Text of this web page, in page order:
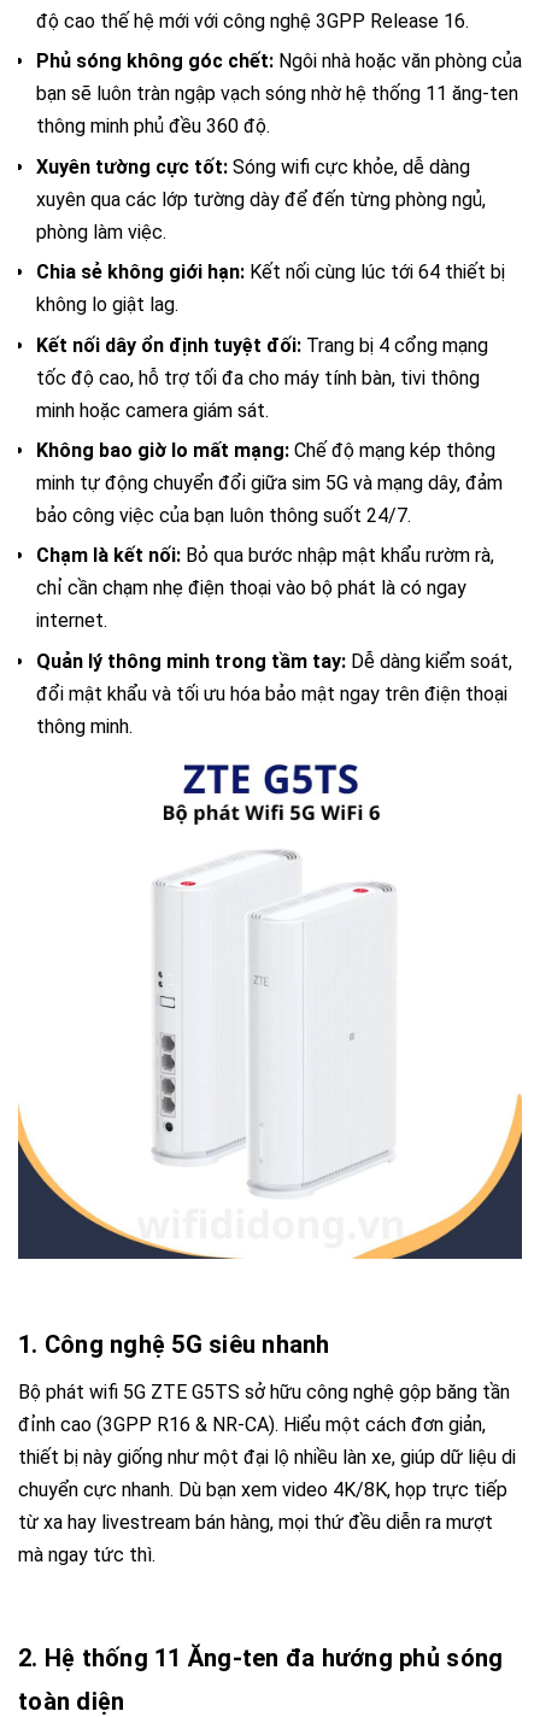
độ cao thế hệ mới với công nghệ 3GPP Release 16.
Phủ sóng không góc chết: Ngôi nhà hoặc văn phòng của
bạn sẽ luôn tràn ngập vạch sóng nhờ hệ thống 11 ăng-ten
thông minh phủ đều 360 độ.
Xuyên tường cực tốt: Sóng wifi cực khỏe, dễ dàng
xuyên qua các lớp tường dày để đến từng phòng ngủ,
phòng làm việc.
Chia sẻ không giới hạn: Kết nối cùng lúc tới 64 thiết bị
không lo giật lag.
Kết nối dây ổn định tuyệt đối: Trang bị 4 cổng mạng
tốc độ cao, hỗ trợ tối đa cho máy tính bàn, tivi thông
minh hoặc camera giám sát.
Không bao giờ lo mất mạng: Chế độ mạng kép thông
minh tự động chuyển đổi giữa sim 5G và mạng dây, đảm
bảo công việc của bạn luôn thông suốt 24/7.
Chạm là kết nối: Bỏ qua bước nhập mật khẩu rườm rà,
chỉ cần chạm nhẹ điện thoại vào bộ phát là có ngay
internet.
Quản lý thông minh trong tầm tay: Dễ dàng kiểm soát,
đổi mật khẩu và tối ưu hóa bảo mật ngay trên điện thoại
thông minh.
1. Công nghệ 5G siêu nhanh
Bộ phát wifi 5G ZTE G5TS sở hữu công nghệ gộp băng tần
đỉnh cao (3GPP R16 & NR-CA). Hiểu một cách đơn giản,
thiết bị này giống như một đại lộ nhiều làn xe, giúp dữ liệu di
chuyển cực nhanh. Dù bạn xem video 4K/8K, họp trực tiếp
từ xa hay livestream bán hàng, mọi thứ đều diễn ra mượt
mà ngay tức thì.
2. Hệ thống 11 Ăng-ten đa hướng phủ sóng
toàn diện